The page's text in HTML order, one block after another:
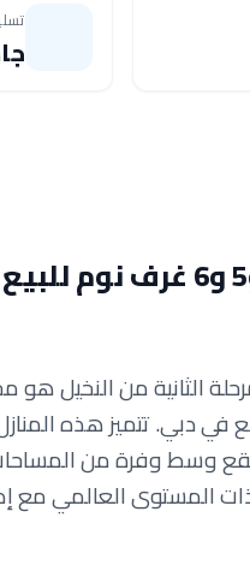
فلل حصرية مكونة من 4
الثانية من النخيل
دبي. تتميز هذه
4 و5 و6 غرف نوم تقع وسط وفرة من
المستوى العالمي مع